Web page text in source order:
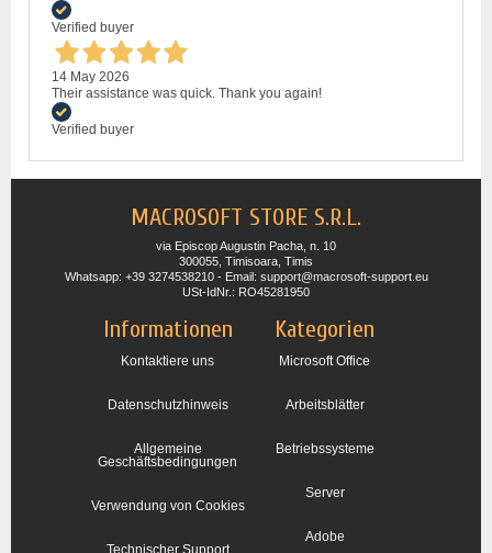
Verified buyer
14 May 2026
Their assistance was quick. Thank you again!
Verified buyer
MACROSOFT STORE S.R.L.
via Episcop Augustin Pacha, n. 10
300055, Timisoara, Timis
Whatsapp: +39 3274538210 - Email: support@macrosoft-support.eu
USt-IdNr.: RO45281950
Informationen
Kontaktiere uns
Datenschutzhinweis
Allgemeine
Geschäftsbedingungen
Verwendung von Cookies
Technischer Support
Kategorien
Microsoft Office
Arbeitsblätter
Betriebssysteme
Server
Adobe